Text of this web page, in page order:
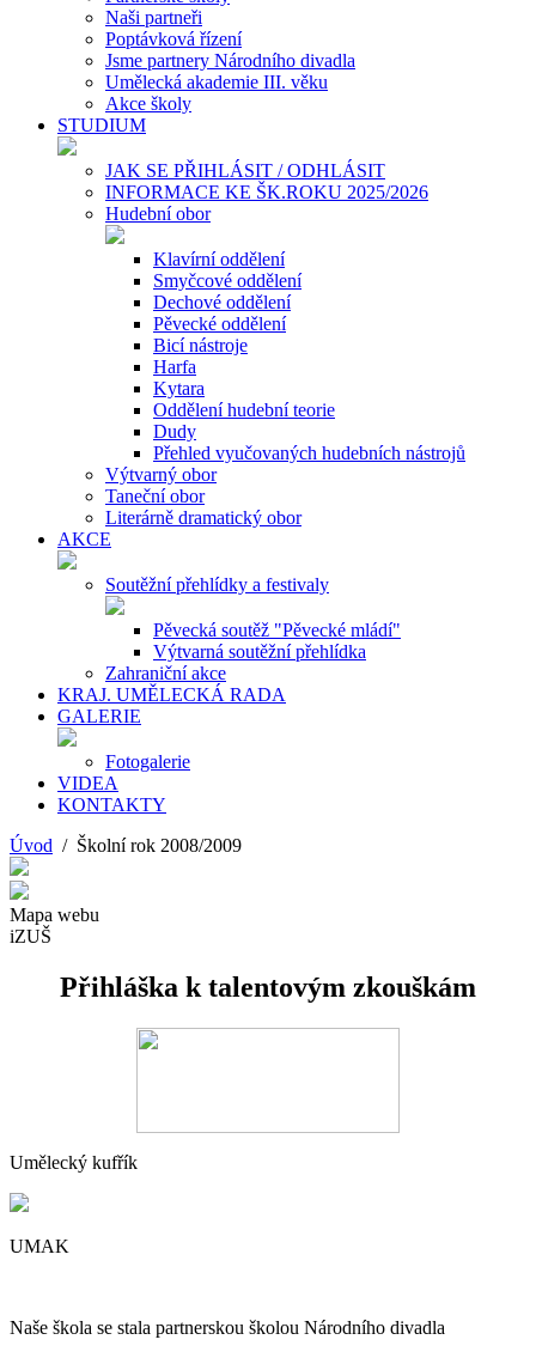
Naši partneři
Poptávková řízení
Jsme partnery Národního divadla
Umělecká akademie III. věku
Akce školy
STUDIUM
JAK SE PŘIHLÁSIT / ODHLÁSIT
INFORMACE KE ŠK.ROKU 2025/2026
Hudební obor
Klavírní oddělení
Smyčcové oddělení
Dechové oddělení
Pěvecké oddělení
Bicí nástroje
Harfa
Kytara
Oddělení hudební teorie
Dudy
Přehled vyučovaných hudebních nástrojů
Výtvarný obor
Taneční obor
Literárně dramatický obor
AKCE
Soutěžní přehlídky a festivaly
Pěvecká soutěž "Pěvecké mládí"
Výtvarná soutěžní přehlídka
Zahraniční akce
KRAJ. UMĚLECKÁ RADA
GALERIE
Fotogalerie
VIDEA
KONTAKTY
Úvod / Školní rok 2008/2009
Mapa webu
iZUŠ
Přihláška k talentovým zkouškám
Umělecký kufřík
UMAK
Naše škola se stala partnerskou školou Národního divadla